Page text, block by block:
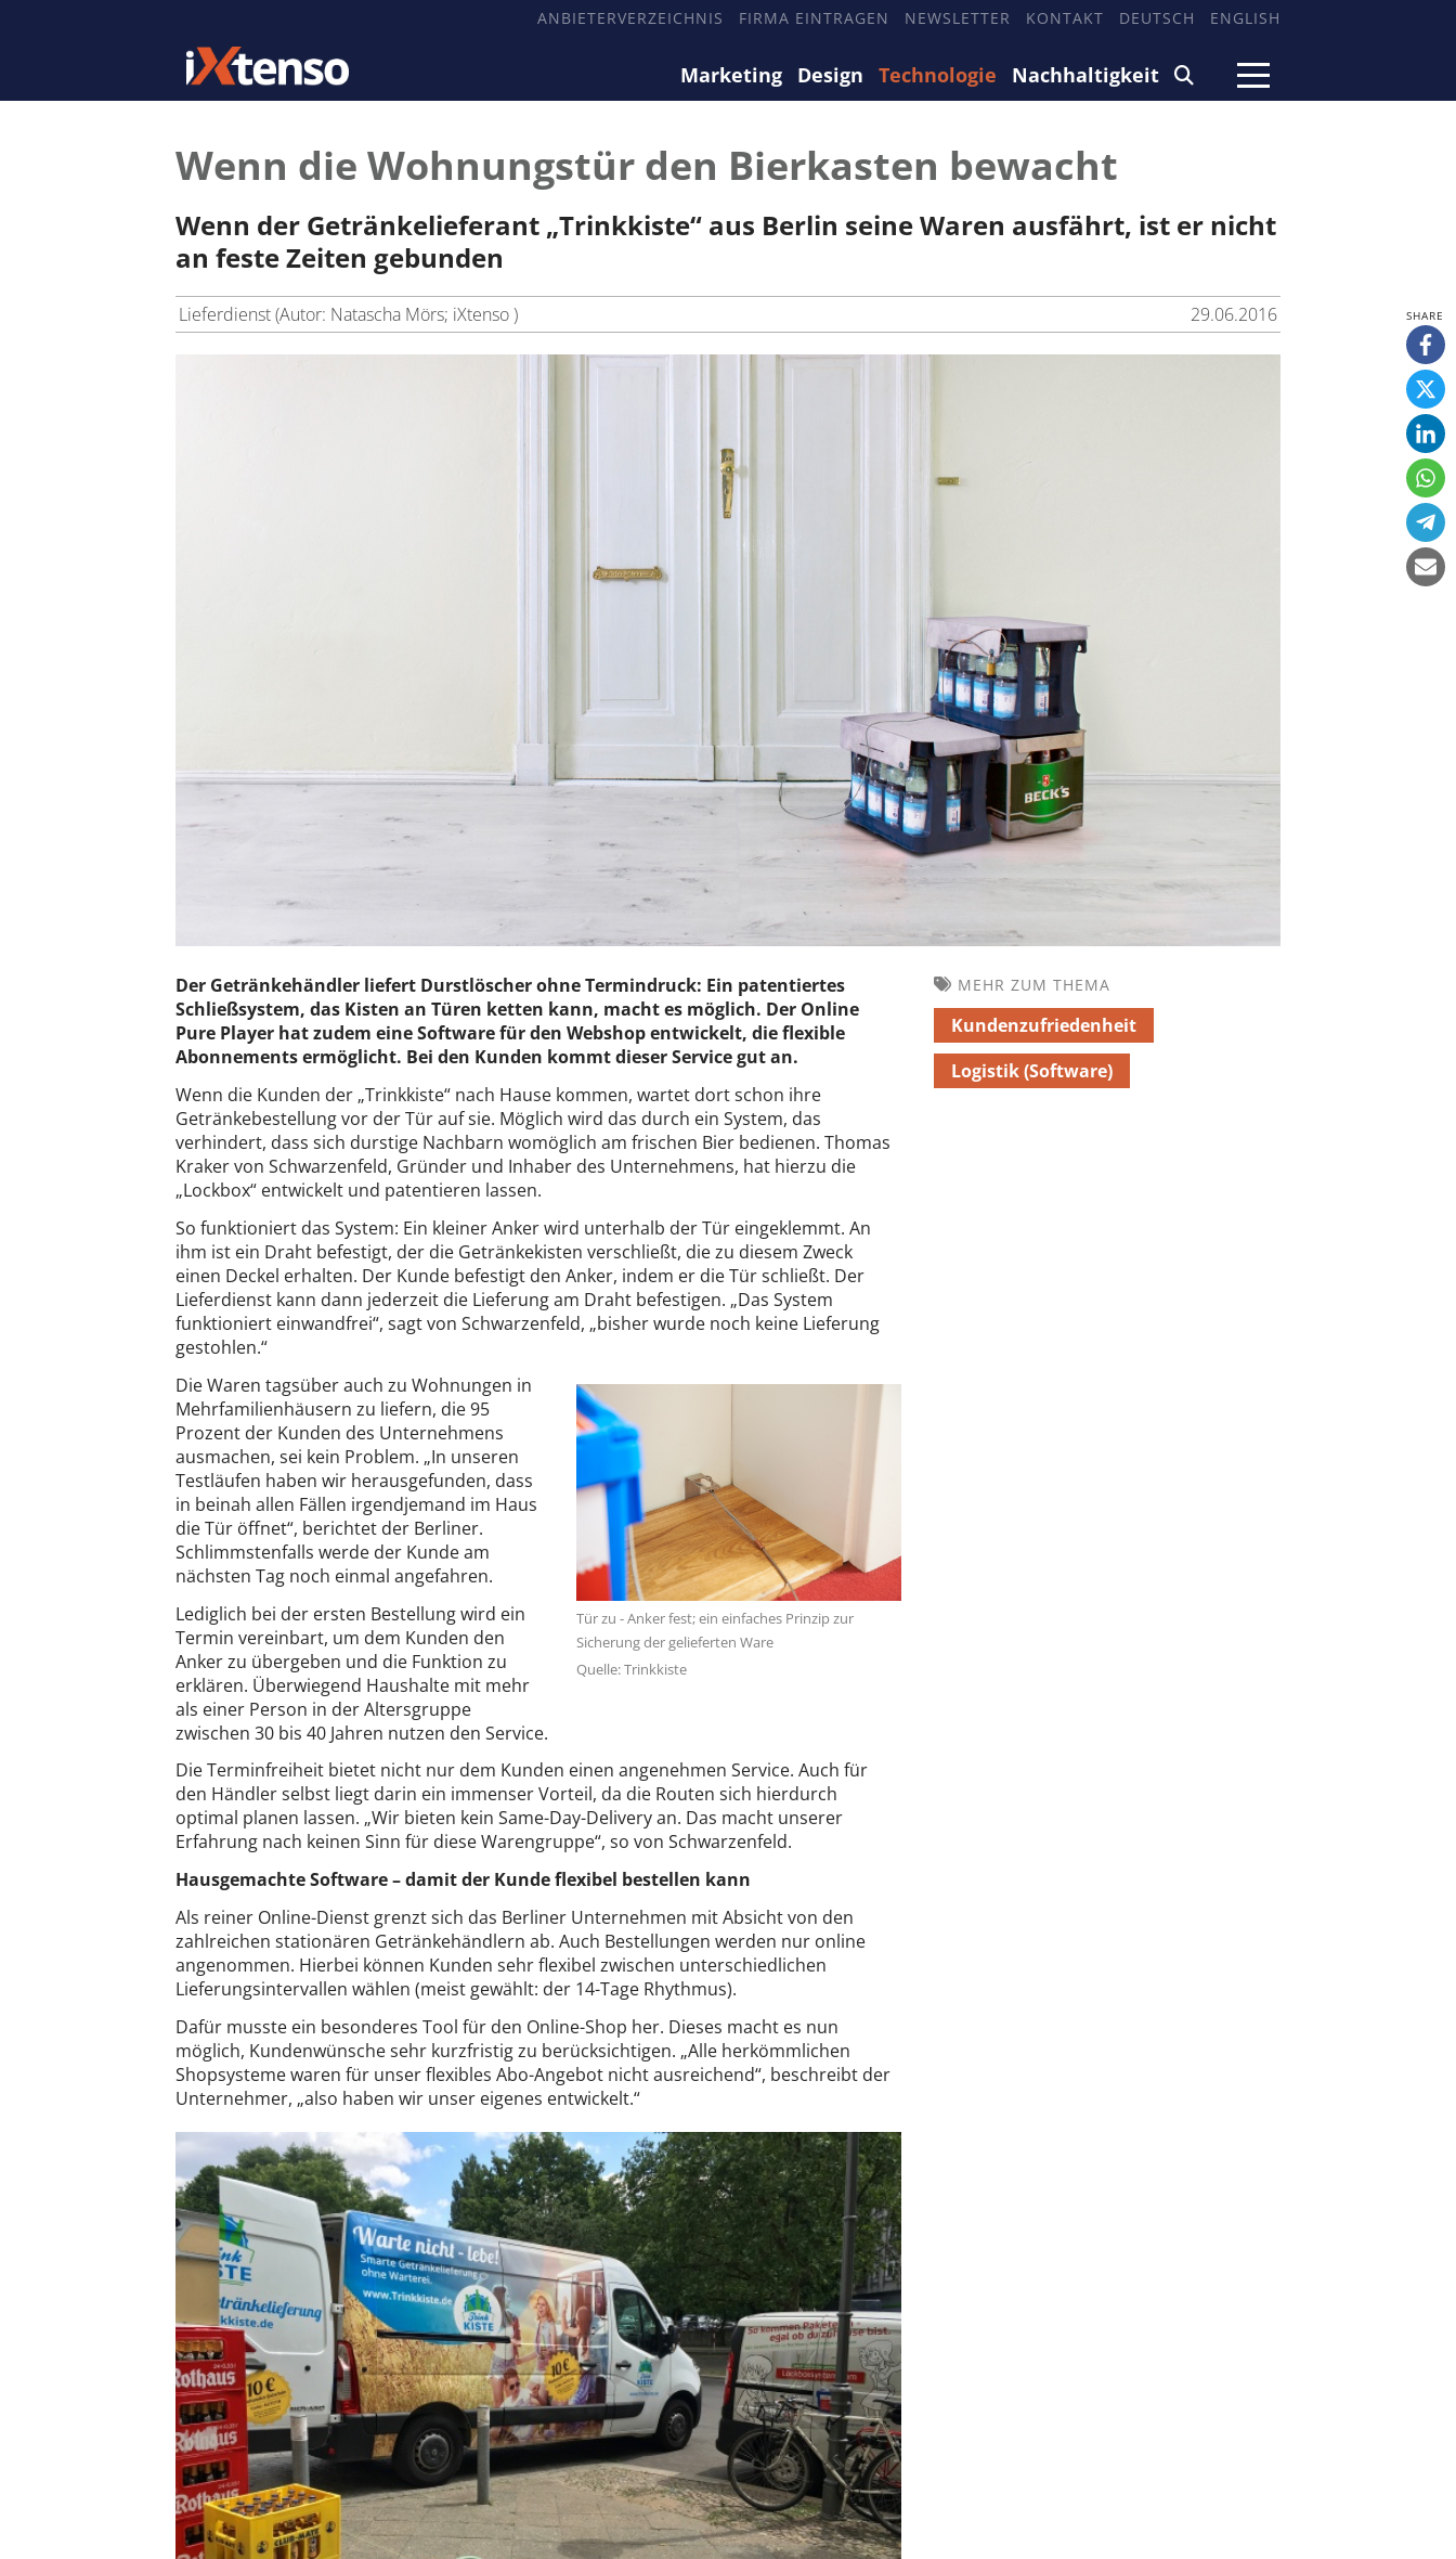
ANBIETERVERZEICHNIS FIRMA EINTRAGEN NEWSLETTER KONTAKT DEUTSCH ENGLISH
Marketing Design Technologie Nachhaltigkeit
Wenn die Wohnungstür den Bierkasten bewacht
Wenn der Getränkelieferant „Trinkkiste“ aus Berlin seine Waren ausfährt, ist er nicht
an feste Zeiten gebunden
Lieferdienst (Autor: Natascha Mörs; iXtenso ) 29.06.2016
Der Getränkehändler liefert Durstlöscher ohne Termindruck: Ein patentiertes
Schließsystem, das Kisten an Türen ketten kann, macht es möglich. Der Online
Pure Player hat zudem eine Software für den Webshop entwickelt, die flexible
Abonnements ermöglicht. Bei den Kunden kommt dieser Service gut an.
Wenn die Kunden der „Trinkkiste“ nach Hause kommen, wartet dort schon ihre
Getränkebestellung vor der Tür auf sie. Möglich wird das durch ein System, das
verhindert, dass sich durstige Nachbarn womöglich am frischen Bier bedienen. Thomas
Kraker von Schwarzenfeld, Gründer und Inhaber des Unternehmens, hat hierzu die
„Lockbox“ entwickelt und patentieren lassen.
So funktioniert das System: Ein kleiner Anker wird unterhalb der Tür eingeklemmt. An
ihm ist ein Draht befestigt, der die Getränkekisten verschließt, die zu diesem Zweck
einen Deckel erhalten. Der Kunde befestigt den Anker, indem er die Tür schließt. Der
Lieferdienst kann dann jederzeit die Lieferung am Draht befestigen. „Das System
funktioniert einwandfrei“, sagt von Schwarzenfeld, „bisher wurde noch keine Lieferung
gestohlen.“
Tür zu - Anker fest; ein einfaches Prinzip zur
Sicherung der gelieferten Ware
Quelle: Trinkkiste
Die Waren tagsüber auch zu Wohnungen in
Mehrfamilienhäusern zu liefern, die 95
Prozent der Kunden des Unternehmens
ausmachen, sei kein Problem. „In unseren
Testläufen haben wir herausgefunden, dass
in beinah allen Fällen irgendjemand im Haus
die Tür öffnet“, berichtet der Berliner.
Schlimmstenfalls werde der Kunde am
nächsten Tag noch einmal angefahren.
Lediglich bei der ersten Bestellung wird ein
Termin vereinbart, um dem Kunden den
Anker zu übergeben und die Funktion zu
erklären. Überwiegend Haushalte mit mehr
als einer Person in der Altersgruppe
zwischen 30 bis 40 Jahren nutzen den Service.
Die Terminfreiheit bietet nicht nur dem Kunden einen angenehmen Service. Auch für
den Händler selbst liegt darin ein immenser Vorteil, da die Routen sich hierdurch
optimal planen lassen. „Wir bieten kein Same-Day-Delivery an. Das macht unserer
Erfahrung nach keinen Sinn für diese Warengruppe“, so von Schwarzenfeld.
Hausgemachte Software – damit der Kunde flexibel bestellen kann
Als reiner Online-Dienst grenzt sich das Berliner Unternehmen mit Absicht von den
zahlreichen stationären Getränkehändlern ab. Auch Bestellungen werden nur online
angenommen. Hierbei können Kunden sehr flexibel zwischen unterschiedlichen
Lieferungsintervallen wählen (meist gewählt: der 14-Tage Rhythmus).
Dafür musste ein besonderes Tool für den Online-Shop her. Dieses macht es nun
möglich, Kundenwünsche sehr kurzfristig zu berücksichtigen. „Alle herkömmlichen
Shopsysteme waren für unser flexibles Abo-Angebot nicht ausreichend“, beschreibt der
Unternehmer, „also haben wir unser eigenes entwickelt.“
MEHR ZUM THEMA
Kundenzufriedenheit
Logistik (Software)